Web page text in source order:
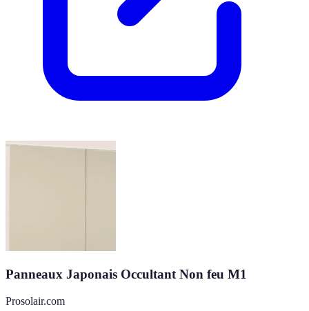
Panneaux Japonais Occultant Non feu M1
Prosolair.com